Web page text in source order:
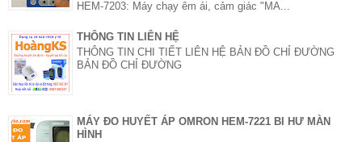
HEM-7203: Máy chạy êm ái, cảm giác "MA...
THÔNG TIN LIÊN HỆ
THÔNG TIN CHI TIẾT LIÊN HỆ BẢN ĐỒ CHỈ ĐƯỜNG
BẢN ĐỒ CHỈ ĐƯỜNG
MÁY ĐO HUYẾT ÁP OMRON HEM-7221 BI HƯ MÀN
HÌNH